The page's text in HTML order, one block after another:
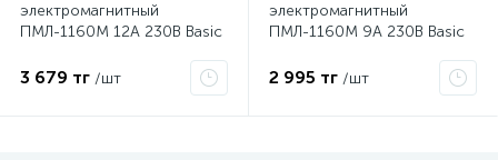
электромагнитный
ПМЛ-1160М 12А 230В Basic
3 679 тг /шт
электромагнитный
ПМЛ-1160М 9А 230В Basic
2 995 тг /шт